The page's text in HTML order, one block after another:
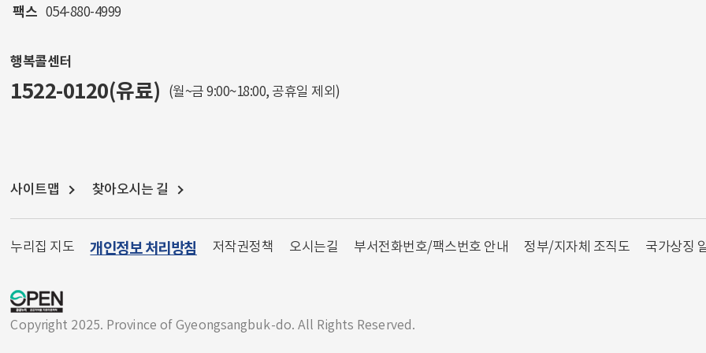
팩스 054-880-4999
행복콜센터
1522-0120(유료) (월~금 9:00~18:00, 공휴일 제외)
사이트맵 찾아오시는 길
누리집 지도 개인정보 처리방침 저작권정책 오시는길 부서전화번호/팩스번호 안내 정부/지자체 조직도 국가상징
Copyright 2025. Province of Gyeongsangbuk-do. All Rights Reserved.